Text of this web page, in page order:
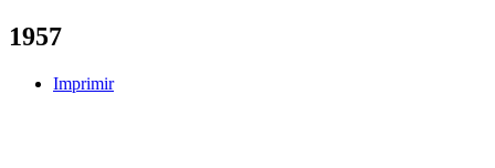
1957
Imprimir